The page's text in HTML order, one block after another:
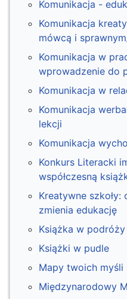
Komunikacja -
Komunikacja
mówcą i
Komunikacja w
wprowadzenie do
Komunikacja w
Komunikacja
lekcji
Komunikacja
Konkurs Literacki
współczesną
Kreatywne
zmienia edukację
Książka w podróży
Książki w pudle
Mapy twoich myśli
Międzynarodowy